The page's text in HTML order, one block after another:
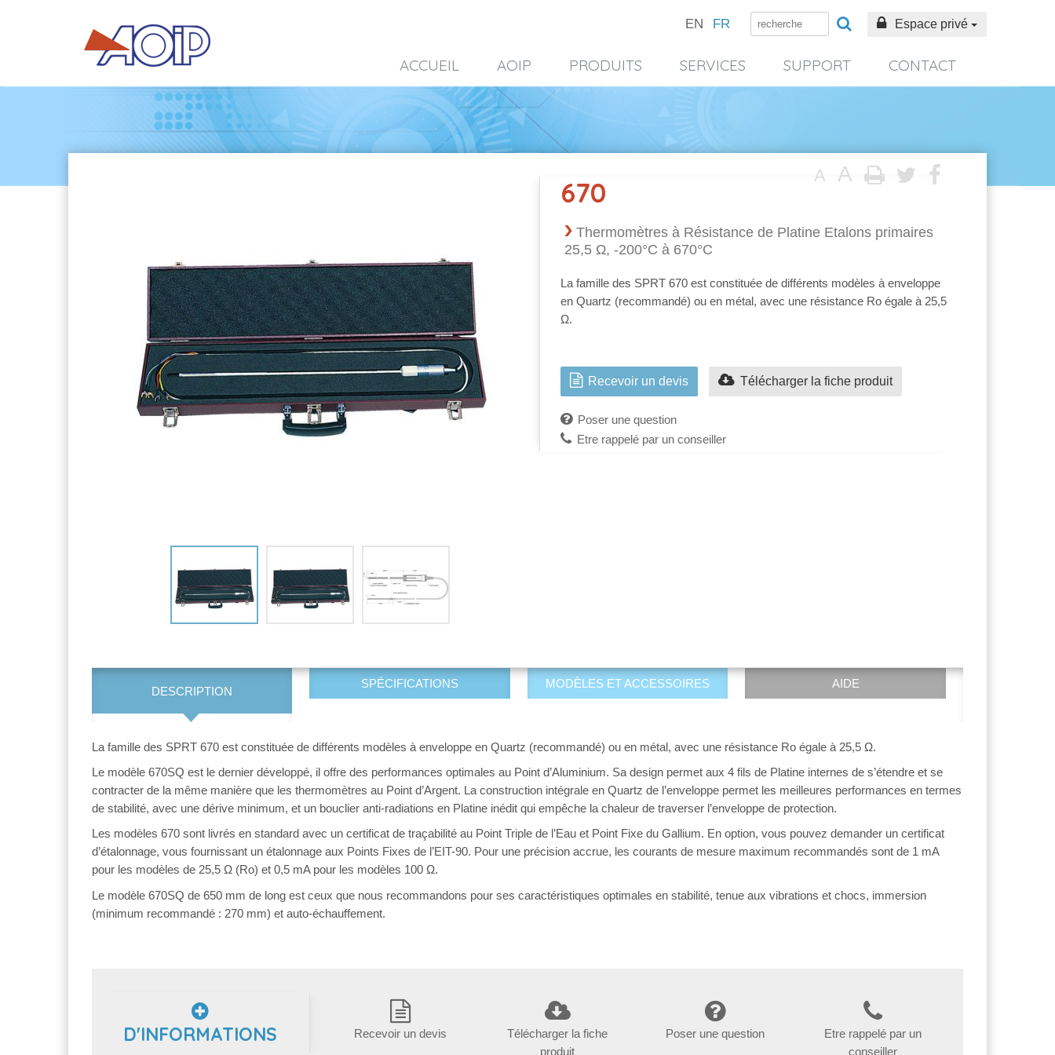
EN FR Espace privé
ACCUEIL AOIP PRODUITS SERVICES SUPPORT CONTACT
A A
670
Thermomètres à Résistance de Platine Etalons primaires
25,5 Ω, -200°C à 670°C
La famille des SPRT 670 est constituée de différents modèles à enveloppe
en Quartz (recommandé) ou en métal, avec une résistance Ro égale à 25,5
Ω.
Recevoir un devis Télécharger la fiche produit
Poser une question
Etre rappelé par un conseiller
DESCRIPTION
SPÉCIFICATIONS MODÈLES ET ACCESSOIRES AIDE
La famille des SPRT 670 est constituée de différents modèles à enveloppe en Quartz (recommandé) ou en métal, avec une résistance Ro égale à 25,5 Ω.
Le modèle 670SQ est le dernier développé, il offre des performances optimales au Point d’Aluminium. Sa design permet aux 4 fils de Platine internes de s’étendre et se
contracter de la même manière que les thermomètres au Point d’Argent. La construction intégrale en Quartz de l’enveloppe permet les meilleures performances en termes
de stabilité, avec une dérive minimum, et un bouclier anti-radiations en Platine inédit qui empêche la chaleur de traverser l’enveloppe de protection.
Les modèles 670 sont livrés en standard avec un certificat de traçabilité au Point Triple de l’Eau et Point Fixe du Gallium. En option, vous pouvez demander un certificat
d’étalonnage, vous fournissant un étalonnage aux Points Fixes de l’EIT-90. Pour une précision accrue, les courants de mesure maximum recommandés sont de 1 mA
pour les modèles de 25,5 Ω (Ro) et 0,5 mA pour les modèles 100 Ω.
Le modèle 670SQ de 650 mm de long est ceux que nous recommandons pour ses caractéristiques optimales en stabilité, tenue aux vibrations et chocs, immersion
(minimum recommandé : 270 mm) et auto-échauffement.
D'INFORMATIONS Recevoir un devis
Télécharger la fiche
produit
Poser une question
Etre rappelé par un
conseiller